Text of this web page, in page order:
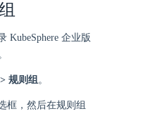
KubeSphere 企业版
规则组。
框，然后在规则组